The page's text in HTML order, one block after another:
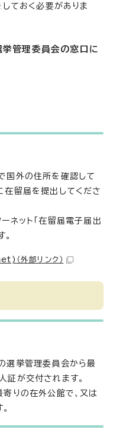
しておく必要がありま
管理委員会の窓口に
国外の住所を確認して
在留届を提出してくださ
ネット「在留届電子届出
（外部リンク）
選挙管理委員会から最
証が交付されます。
りの在外公館で、又は